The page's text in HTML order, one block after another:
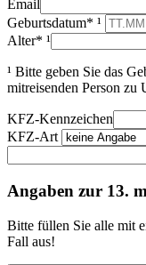
Email
Geburtsdatum* ¹
Alter* ¹
¹ Bitte geben Sie das
mitreisenden Person zu
KFZ-Kennzeichen
KFZ-Art
Angaben zur 13.
Bitte füllen Sie alle mit
Fall aus!